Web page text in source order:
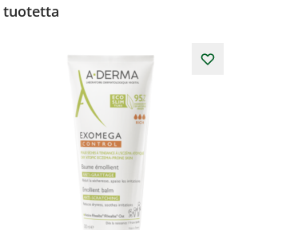
tuotetta